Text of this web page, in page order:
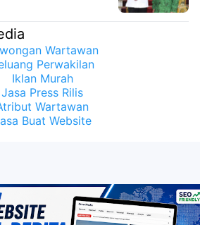
Wartawan
Perwakilan
Iklan Murah
Jasa Press Rilis
Wartawan
Buat Website